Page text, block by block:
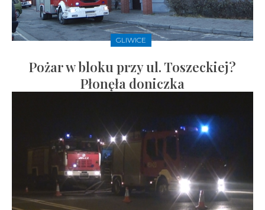
GLIWICE
Pożar w bloku przy ul. Toszeckiej?
Płonęła doniczka